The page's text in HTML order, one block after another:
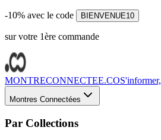
-10% avec le code BIENVENUE10
sur votre 1ère commande
MONTRECONNECTEE.CO
Montres Connectées
Par Collections